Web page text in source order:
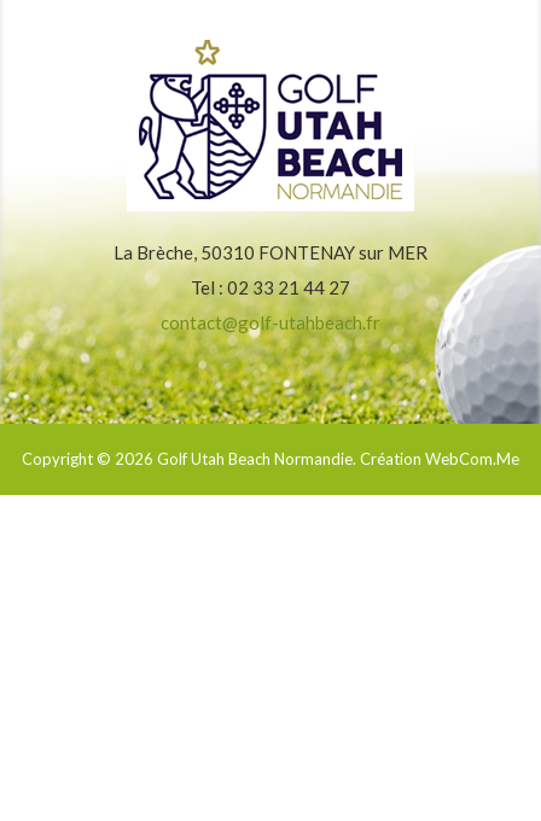
La Brèche, 50310 FONTENAY sur MER
Tel : 02 33 21 44 27
contact@golf-utahbeach.fr
Copyright © 2026 Golf Utah Beach Normandie. Création WebCom.Me